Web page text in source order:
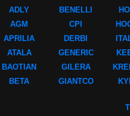
ADLY
AGM
APRILIA
ATALA
BAOTIAN
BETA
BENELLI
CPI
DERBI
GENERIC
GILERA
GIANTCO